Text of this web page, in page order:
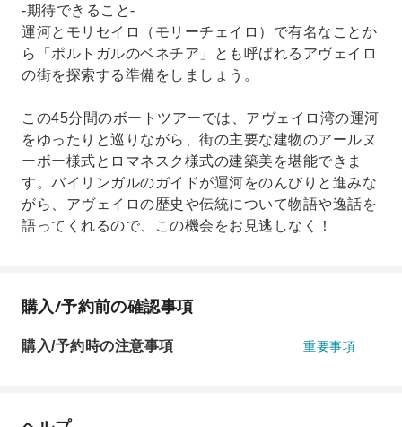
-期待できること-
運河とモリセイロ（モリーチェイロ）で有名なことか
ら「ポルトガルのベネチア」とも呼ばれるアヴェイロ
の街を探索する準備をしましょう。
この45分間のボートツアーでは、アヴェイロ湾の運河
をゆったりと巡りながら、街の主要な建物のアールヌ
ーボー様式とロマネスク様式の建築美を堪能できま
す。バイリンガルのガイドが運河をのんびりと進みな
がら、アヴェイロの歴史や伝統について物語や逸話を
語ってくれるので、この機会をお見逃しなく！
購入/予約前の確認事項
購入/予約時の注意事項 重要事項